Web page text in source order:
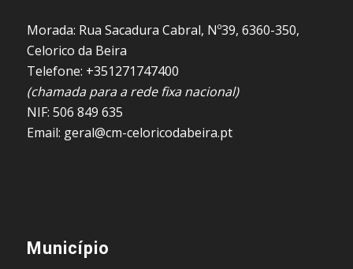
Morada: Rua Sacadura Cabral, Nº39, 6360-350,
Celorico da Beira
Telefone: +351271747400
(chamada para a rede fixa nacional)
NIF: 506 849 635
Email: geral@cm-celoricodabeira.pt
Município